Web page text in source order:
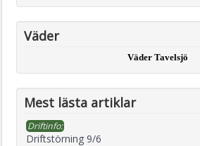
Väder
Väder Tavelsjö
Mest lästa artiklar
Driftinfo:
Driftstörning 9/6